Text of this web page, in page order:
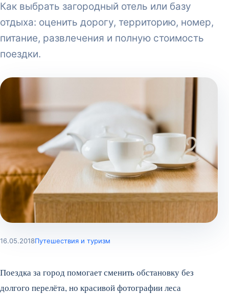
Как выбрать загородный отель или базу
отдыха: оценить дорогу, территорию, номер,
питание, развлечения и полную стоимость
поездки.
16.05.2018Путешествия и туризм
Поездка за город помогает сменить обстановку без
долгого перелёта, но красивой фотографии леса